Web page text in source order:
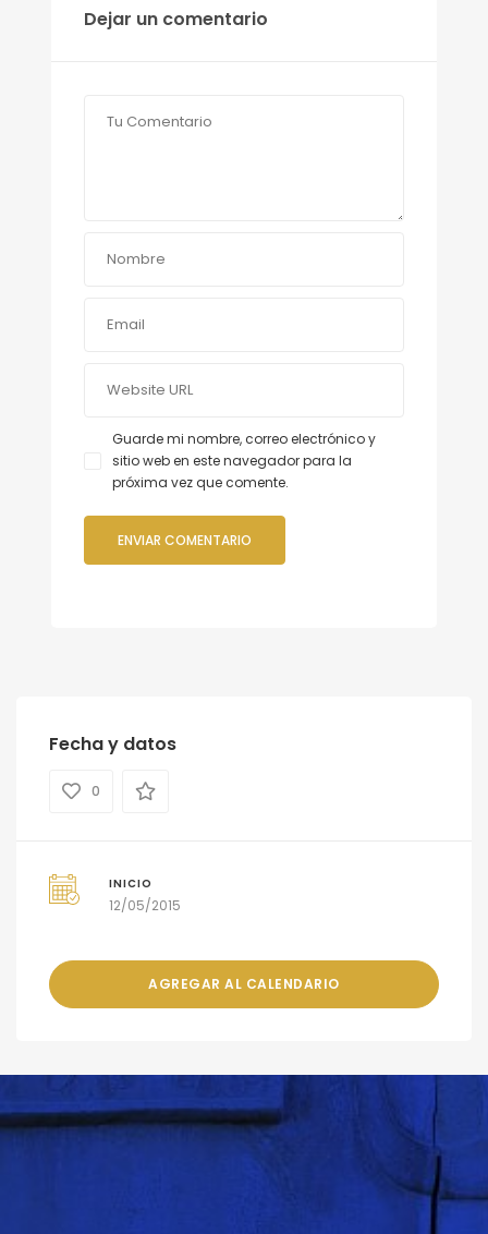
Dejar un comentario
Guarde mi nombre, correo electrónico y
sitio web en este navegador para la
próxima vez que comente.
Fecha y datos
0
INICIO
12/05/2015
AGREGAR AL CALENDARIO